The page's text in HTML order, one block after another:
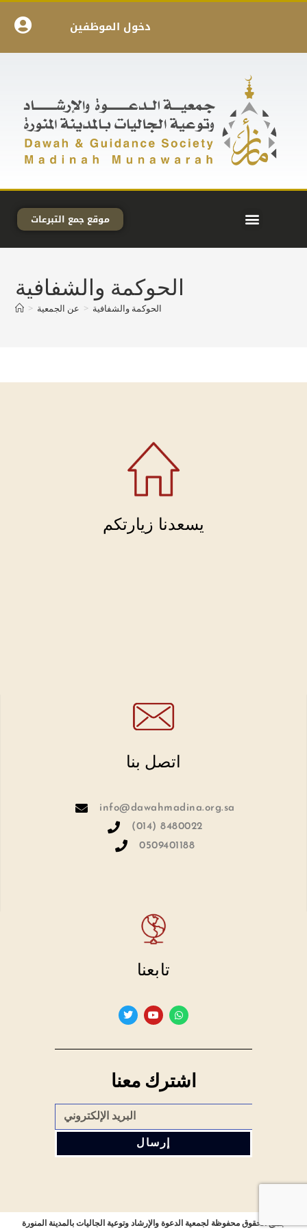
دخول الموظفين
موقع جمع التبرعات
الحوكمة والشفافية
> عن الجمعية > الحوكمة والشفافية
يسعدنا زيارتكم
اتصل بنا
info@dawahmadina.org.sa
(014) 8480022
0509401188
تابعنا
اشترك معنا
إرسال
جميع الحقوق محفوظة لجمعية الدعوة والإرشاد وتوعية الجاليات بالمدينة المنورة